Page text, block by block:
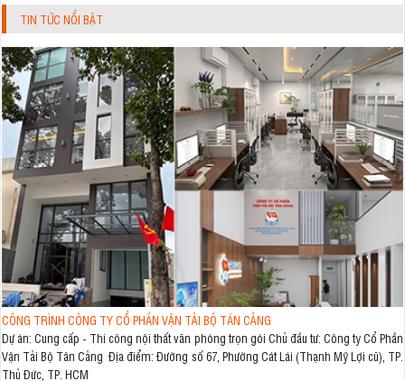
TIN TỨC NỔI BẬT
CÔNG TRÌNH CÔNG TY CỔ PHẦN VẬN TẢI BỘ TÂN CẢNG
Dự án: Cung cấp - Thi công nội thất văn phòng trọn gói Chủ đầu tư: Công ty Cổ Phần
Vận Tải Bộ Tân Cảng Địa điểm: Đường số 67, Phường Cát Lái (Thạnh Mỹ Lợi cũ), TP.
Thủ Đức, TP. HCM